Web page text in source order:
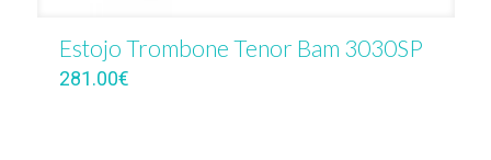
Estojo Trombone Tenor Bam 3030SP
281.00€